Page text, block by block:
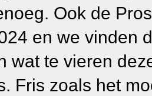
Ook de
en we vinden
wat te vieren
Fris zoals het